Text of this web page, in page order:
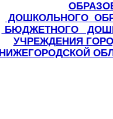
ДОШКОЛЬНОГО
БЮДЖЕТНОГО
УЧРЕЖДЕНИЯ
НИЖЕГОРОДСКОЙ